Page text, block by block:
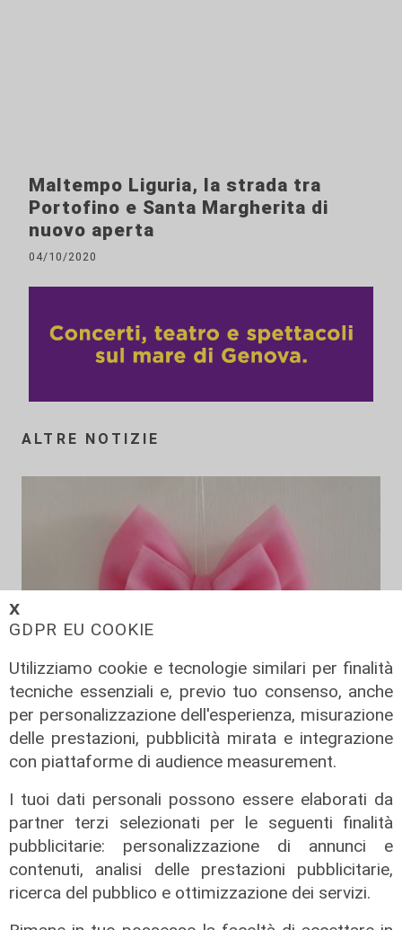
𝗫
GDPR EU COOKIE
Utilizziamo cookie e tecnologie similari per finalità
tecniche essenziali e, previo tuo consenso, anche
per personalizzazione dell'esperienza, misurazione
delle prestazioni, pubblicità mirata e integrazione
con piattaforme di audience measurement.
I tuoi dati personali possono essere elaborati da
partner terzi selezionati per le seguenti finalità
pubblicitarie: personalizzazione di annunci e
contenuti, analisi delle prestazioni pubblicitarie,
ricerca del pubblico e ottimizzazione dei servizi.
Maltempo Liguria, la strada tra
Portofino e Santa Margherita di
nuovo aperta
04/10/2020
ALTRE NOTIZIE
Benvenuta
Fiocco rosa a Telenord: è nata
Azzurra, la figlia di Gilberto Volpara
10/08/2026
di Redazione